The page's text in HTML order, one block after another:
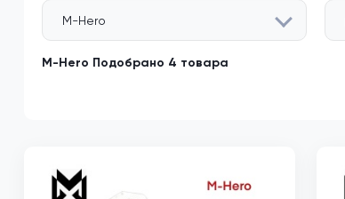
M-Hero
M-Hero Подобрано 4 товара